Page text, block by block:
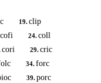
19.clip
cofi 24.coll
cori 29.cric
34.forc
39.porc